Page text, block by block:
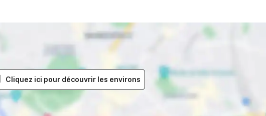
Cliquez ici pour découvrir les environs